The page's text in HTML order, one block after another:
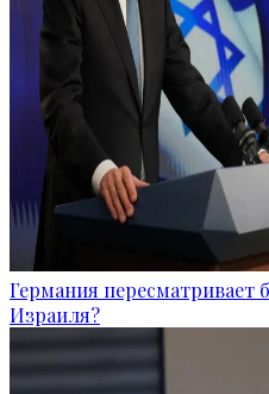
Германия пересматривает
Израиля?